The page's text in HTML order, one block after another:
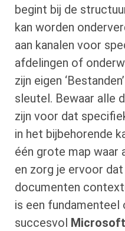
begint bij de
kan worden
aan kanalen voor
afdelingen of
zijn eigen
sleutel. Bewaar alle
zijn voor dat
in het bijbehorende
één grote map waar
en zorg je ervoor
documenten
is een fundamenteel
succesvol